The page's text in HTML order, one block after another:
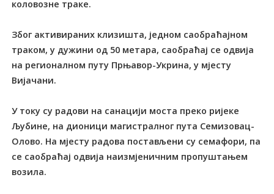
коловозне траке.
Због активираних клизишта, једном саобраћајном
траком, у дужини од 50 метара, саобраћај се одвија
на регионалном путу Прњавор-Укрина, у мјесту
Вијачани.
У току су радови на санацији моста преко ријеке
Љубине, на дионици магистралног пута Семизовац-
Олово. На мјесту радова постављени су семафори, па
се саобраћај одвија наизмјеничним пропуштањем
возила.